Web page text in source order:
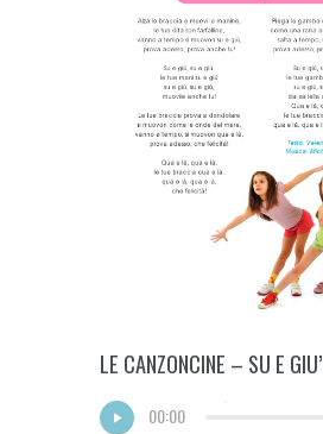
LE CANZONCINE – SU E GIU’
00:00